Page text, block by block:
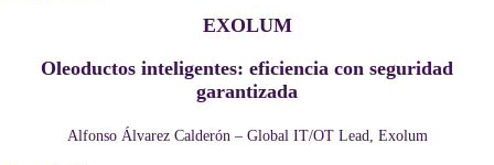
EXOLUM
Oleoductos inteligentes: eficiencia con seguridad
garantizada
Alfonso Álvarez Calderón – Global IT/OT Lead, Exolum